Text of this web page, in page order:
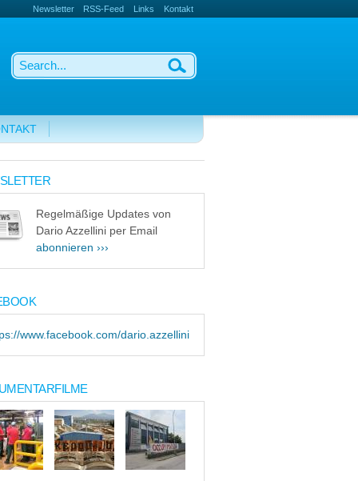
Newsletter RSS-Feed Links Kontakt
Regelmäßige Updates von
Dario Azzellini per Email
abonnieren ›››
www.facebook.com/dario.azzellini